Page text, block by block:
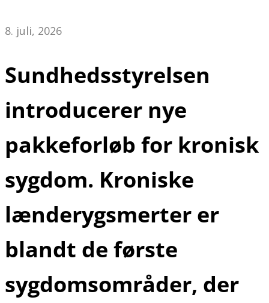
8. juli, 2026
Sundhedsstyrelsen
introducerer nye
pakkeforløb for kronisk
sygdom. Kroniske
lænderygsmerter er
blandt de første
sygdomsområder, der